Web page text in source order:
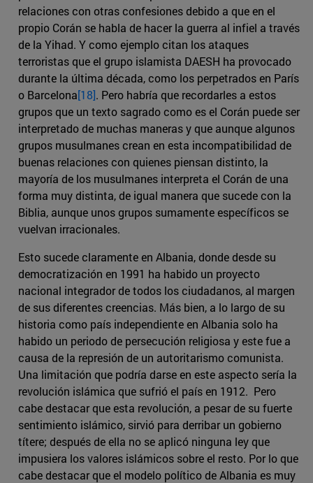
relaciones con otras confesiones debido a que en el
propio Corán se habla de hacer la guerra al infiel a través
de la Yihad. Y como ejemplo citan los ataques
terroristas que el grupo islamista DAESH ha provocado
durante la última década, como los perpetrados en París
o Barcelona[18]. Pero habría que recordarles a estos
grupos que un texto sagrado como es el Corán puede ser
interpretado de muchas maneras y que aunque algunos
grupos musulmanes crean en esta incompatibilidad de
buenas relaciones con quienes piensan distinto, la
mayoría de los musulmanes interpreta el Corán de una
forma muy distinta, de igual manera que sucede con la
Biblia, aunque unos grupos sumamente específicos se
vuelvan irracionales.
Esto sucede claramente en Albania, donde desde su
democratización en 1991 ha habido un proyecto
nacional integrador de todos los ciudadanos, al margen
de sus diferentes creencias. Más bien, a lo largo de su
historia como país independiente en Albania solo ha
habido un periodo de persecución religiosa y este fue a
causa de la represión de un autoritarismo comunista.
Una limitación que podría darse en este aspecto sería la
revolución islámica que sufrió el país en 1912. Pero
cabe destacar que esta revolución, a pesar de su fuerte
sentimiento islámico, sirvió para derribar un gobierno
títere; después de ella no se aplicó ninguna ley que
impusiera los valores islámicos sobre el resto. Por lo que
cabe destacar que el modelo político de Albania es muy